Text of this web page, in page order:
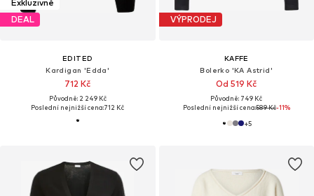
Exkluzivně
DEAL
EDITED
Kardigan 'Edda'
712 Kč
Původně: 2 249 Kč
Poslední nejnižší cena:712 Kč
VÝPRODEJ
KAFFE
Bolerko 'KA Astrid'
Od 519 Kč
Původně: 749 Kč
Poslední nejnižší cena:589 Kč-11%
+5